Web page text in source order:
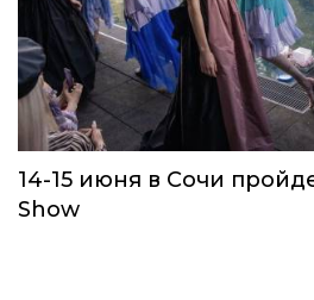
14-15 июня в Сочи
Show